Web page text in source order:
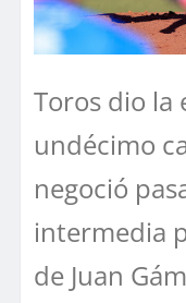
Toros dio la
undécimo
negoció
intermedia
de Juan